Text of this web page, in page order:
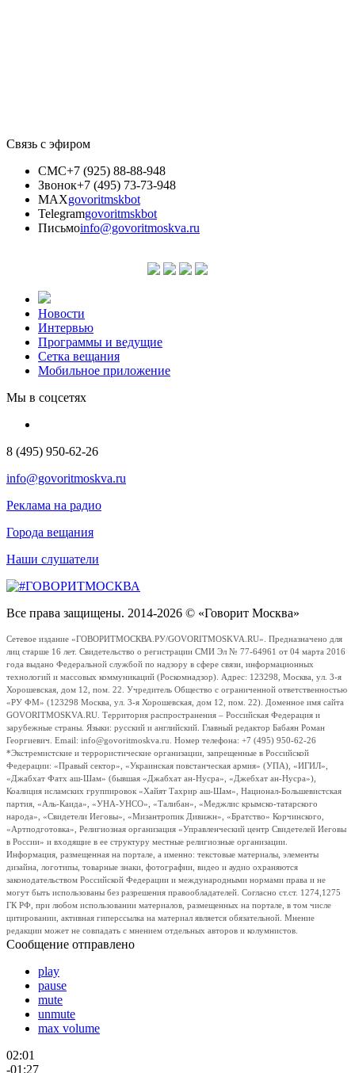
Связь с эфиром
СМС+7 (925) 88-88-948
Звонок+7 (495) 73-73-948
MAXgovoritmskbot
Telegramgovoritmskbot
Письмоinfo@govoritmoskva.ru
Новости
Интервью
Программы и ведущие
Сетка вещания
Мобильное приложение
Мы в соцсетях
8 (495) 950-62-26
info@govoritmoskva.ru
Реклама на радио
Города вещания
Наши слушатели
Все права защищены. 2014-2026 © «Говорит Москва»
Сетевое издание «ГОВОРИТМОСКВА.РУ/GOVORITMOSKVA.RU». Предназначено для
лиц старше 16 лет. Свидетельство о регистрации СМИ Эл № 77-64961 от 04 марта 2016
года выдано Федеральной службой по надзору в сфере связи, информационных
технологий и массовых коммуникаций (Роскомнадзор). Адрес: 123298, Москва, ул. 3-я
Хорошевская, дом 12, пом. 22. Учредитель Общество с ограниченной ответственностью
«РУ ФМ» (123298 Москва, ул. 3-я Хорошевская, дом 12, пом. 22). Доменное имя сайта
GOVORITMOSKVA.RU. Территория распространения – Российская Федерация и
зарубежные страны. Языки: русский и английский. Главный редактор Бабаян Роман
Георгиевич. Email: info@govoritmoskva.ru. Номер телефона: +7 (495) 950-62-26
*Экстремистские и террористические организации, запрещенные в Российской
Федерации: «Правый сектор», «Украинская повстанческая армия» (УПА), «ИГИЛ»,
«Джабхат Фатх аш-Шам» (бывшая «Джабхат ан-Нусра», «Джебхат ан-Нусра»),
Коалиция исламских группировок «Хайят Тахрир аш-Шам», Национал-Большевистская
партия, «Аль-Каида», «УНА-УНСО», «Талибан», «Меджлис крымско-татарского
народа», «Свидетели Иеговы», «Мизантропик Дивижн», «Братство» Корчинского,
«Артподготовка», Религиозная организация «Управленческий центр Свидетелей Иеговы
в России» и входящие в ее структуру местные религиозные организации.
Информация, размещенная на портале, а именно: текстовые материалы, элементы
дизайна, логотипы, товарные знаки, фотографии, видео и аудио охраняются
законодательством Российской Федерации и международными нормами права и не
могут быть использованы без разрешения правообладателей. Согласно ст.ст. 1274,1275
ГК РФ, при любом использовании материалов, размещенных на портале, в том числе
цитировании, активная гиперссылка на материал является обязательной. Мнение
редакции может не совпадать с мнением отдельных авторов и колумнистов.
Сообщение отправлено
play
pause
mute
unmute
max volume
02:01
-01:27